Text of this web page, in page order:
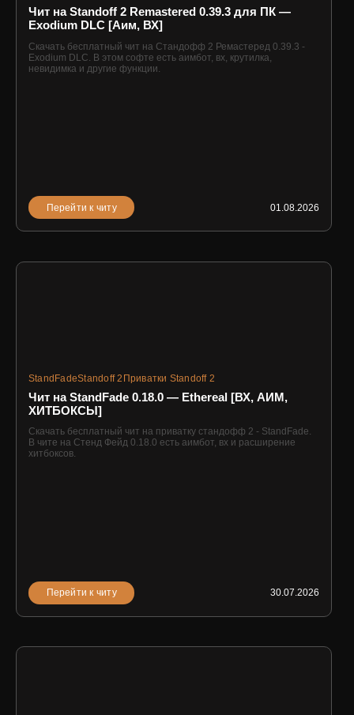
Чит на Standoff 2 Remastered 0.39.3 для ПК —
Exodium DLC [Аим, ВХ]
Скачать бесплатный чит на Стандофф 2 Ремастеред 0.39.3 -
Exodium DLC. В этом софте есть аимбот, вх, крутилка,
невидимка и другие функции.
Перейти к читу 01.08.2026
StandFadeStandoff 2 Приватки Standoff 2
Чит на StandFade 0.18.0 — Ethereal [ВХ, АИМ,
ХИТБОКСЫ]
Скачать бесплатный чит на приватку стандофф 2 - StandFade.
В чите на Стенд Фейд 0.18.0 есть аимбот, вх и расширение
хитбоксов.
Перейти к читу 30.07.2026